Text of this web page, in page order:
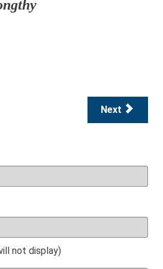
Next
not display)